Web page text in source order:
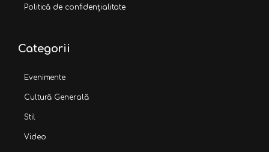
Politică de confidențialitate
Categorii
Evenimente
Cultură Generală
Stil
Video